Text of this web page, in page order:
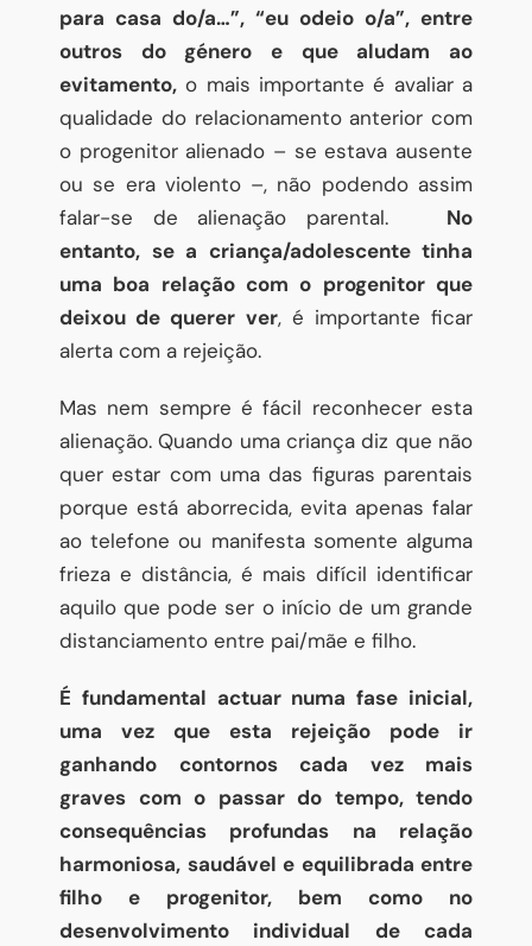
para casa do/a…”, “eu odeio o/a”, entre
outros do género e que aludam ao
evitamento, o mais importante é avaliar a
qualidade do relacionamento anterior com
o progenitor alienado – se estava ausente
ou se era violento –, não podendo assim
falar-se de alienação parental.
No
entanto, se a criança/adolescente tinha
uma boa relação com o progenitor que
deixou de querer ver, é importante ficar
alerta com a rejeição.
Mas nem sempre é fácil reconhecer esta
alienação. Quando uma criança diz que não
quer estar com uma das figuras parentais
porque está aborrecida, evita apenas falar
ao telefone ou manifesta somente alguma
frieza e distância, é mais difícil identificar
aquilo que pode ser o início de um grande
distanciamento entre pai/mãe e filho.
É fundamental actuar numa fase inicial,
uma vez que esta rejeição pode ir
ganhando contornos cada vez mais
graves com o passar do tempo, tendo
consequências profundas na relação
harmoniosa, saudável e equilibrada entre
filho e progenitor, bem como no
desenvolvimento individual de cada